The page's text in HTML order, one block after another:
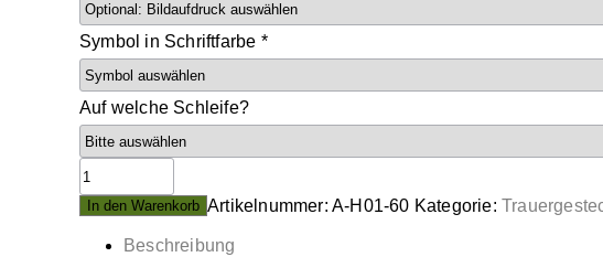
Symbol in Schriftfarbe *
Auf welche Schleife?
Großes
Blumenherz
In den Warenkorb Artikelnummer: A-H01-60 Kategorie:
Beschreibung